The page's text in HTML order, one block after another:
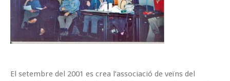
El setembre del 2001 es crea l’associació de veïns del